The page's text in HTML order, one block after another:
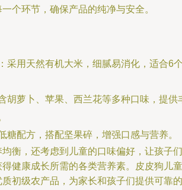
个环节，确保产品的纯净与安全。
采用天然有机大米，细腻易消化，适合6
胡萝卜、苹果、西兰花等多种口味，提供
糖配方，搭配坚果碎，增强口感与营养。
衡，还考虑到儿童的口味偏好，让孩子们
健康成长所需的各类营养素。皮皮狗儿童
初级农产品，为家长和孩子们提供可靠的